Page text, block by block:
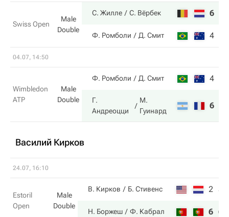
Swiss Open
Male
Double
С. Жилле С. Вёрбек 6
Ф. Ромболи Д. Смит 4
04.07, 14:50
Wimbledon
ATP
Male
Double
Ф. Ромболи Д. Смит 4
Г.
Андреоцци
М.
Гуинард
6
Василий Кирков
24.07, 16:10
Estoril
Open
Male
Double
В. Кирков Б. Стивенс 2 3
Н. Боржеш Ф. Кабрал 6 6